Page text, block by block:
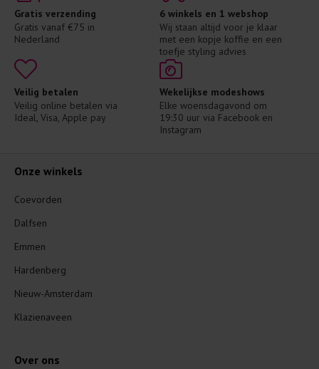
Gratis verzending
Gratis vanaf €75 in
Nederland
6 winkels en 1 webshop
Wij staan altijd voor je klaar
met een kopje koffie en een
toefje styling advies
Veilig betalen
Veilig online betalen via
Ideal, Visa, Apple pay
Wekelijkse modeshows
Elke woensdagavond om
19:30 uur via Facebook en
Instagram
Onze winkels
Coevorden
Dalfsen
Emmen
Hardenberg
Nieuw-Amsterdam
Klazienaveen
Over ons